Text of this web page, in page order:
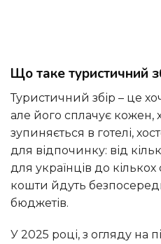
Що таке туристичний
Туристичний збір – це хоч і невеликий податок,
але його сплачує кожен,
зупиняється в готелі,
для відпочинку: від
для українців до
кошти йдуть
бюджетів.
У 2025 році, з огляду на підвищену мінімальну